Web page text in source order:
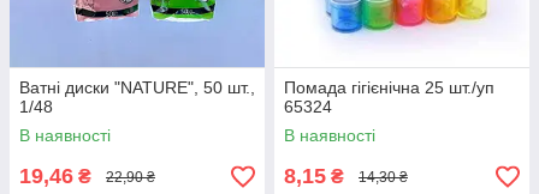
Ватні диски "NATURE", 50 шт.,
1/48
В наявності
19,46 ₴ 22,90 ₴
Помада гігієнічна 25 шт./уп
65324
В наявності
8,15 ₴ 14,30 ₴